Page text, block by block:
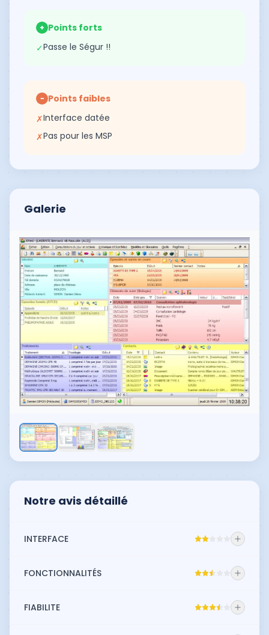
+ Points forts
✓Passe le Ségur !!
− Points faibles
✗Interface datée
✗Pas pour les MSP
Galerie
Notre avis détaillé
INTERFACE
Un peu comme ses cousins du même âge qui
juger uniquement son esthétique ne rend pas
FONCTIONNALITÉS
XMED, fort en idées du fait de sa structure
FIABILITE